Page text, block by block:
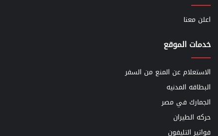
اعلن معنا
خدمات الموقع
الاستعلام عن المنع من السفر
البطاقه المدنيه
الجمارك في مصر
حركه الطيران
فواتير التليفون